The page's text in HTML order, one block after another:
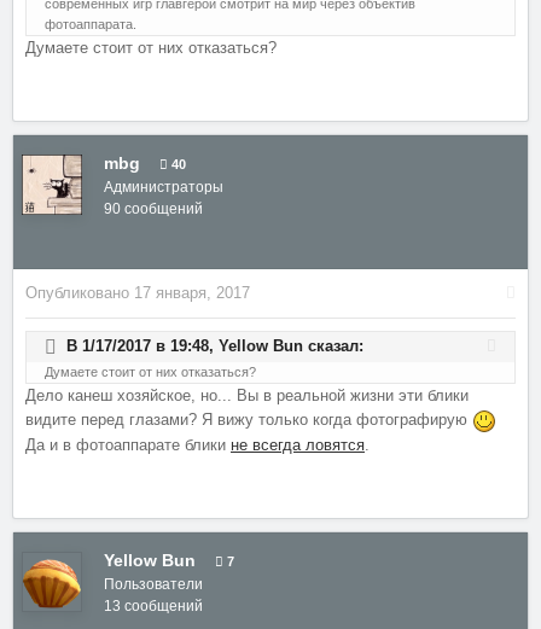
современных игр главгерой смотрит на мир через объектив
фотоаппарата.
Думаете стоит от них отказаться?
mbg 40
Администраторы
90 сообщений
Опубликовано 17 января, 2017
В 1/17/2017 в 19:48, Yellow Bun сказал:
Думаете стоит от них отказаться?
Дело канеш хозяйское, но... Вы в реальной жизни эти блики
видите перед глазами? Я вижу только когда фотографирую
Да и в фотоаппарате блики не всегда ловятся
Yellow Bun 7
Пользователи
13 сообщений